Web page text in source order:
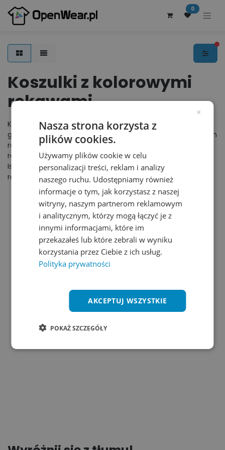
0
Koszulki z kolorowymi
rękawami
Koszulki z kolorowymi rękawami są świetną alternatywą dla
gładkich T-shirtów. W momencie, gdy szukasz nietypowych
rozwiązań i pomysłów na odzież pracowniczą lub
reklamową to takie koszulki są świetnym rozwiązaniem.
Istnieje możliwość znakowania koszulek z kolorowymi
rękawami wieloma metodami.
Nie określono produktu
W tej kategorii nie zdefiniowano żadnego produktu.
×
Nasza strona korzysta z
plików cookies.
Używamy plików cookie w celu
personalizacji treści, reklam i analizy
naszego ruchu. Udostępniamy również
informacje o tym, jak korzystasz z naszej
witryny, naszym partnerom reklamowym
i analitycznym, którzy mogą łączyć je z
innymi informacjami, które im
przekazałeś lub które zebrali w wyniku
korzystania przez Ciebie z ich usług.
Polityka prywatności
AKCEPTUJ WSZYSTKIE
POKAŻ SZCZEGÓŁY